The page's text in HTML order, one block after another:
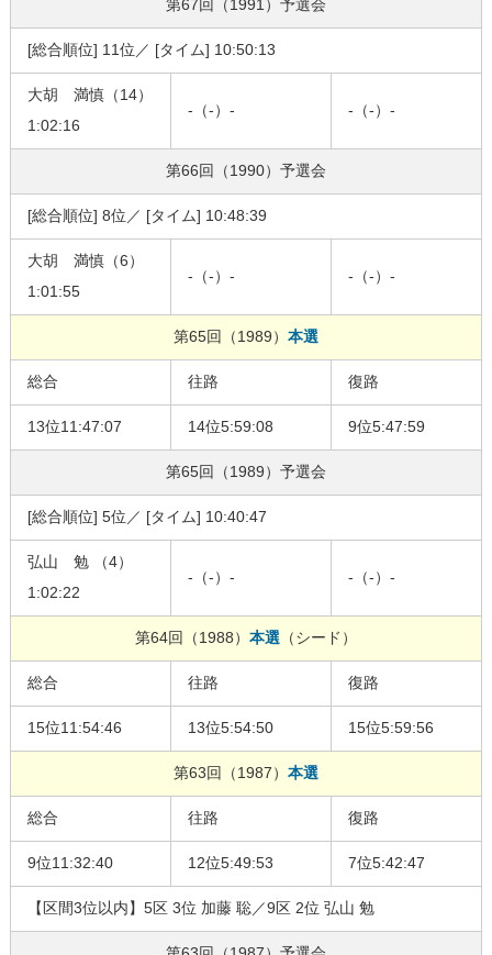
第67回（1991） 予選会
[総合順位] 11位／ [タイム] 10:50:13
大胡 満慎（14）
1:02:16
-（-）- -（-）-
第66回（1990） 予選会
[総合順位] 8位／ [タイム] 10:48:39
大胡 満慎（6）
1:01:55
-（-）- -（-）-
第65回（1989） 本選
総合 往路 復路
13位11:47:07 14位5:59:08 9位5:47:59
第65回（1989） 予選会
[総合順位] 5位／ [タイム] 10:40:47
弘山 勉 （4）
1:02:22
-（-）- -（-）-
第64回（1988） 本選（シード）
総合 往路 復路
15位11:54:46 13位5:54:50 15位5:59:56
第63回（1987） 本選
総合 往路 復路
9位11:32:40 12位5:49:53 7位5:42:47
【区間3位以内】5区 3位 加藤 聡／9区 2位 弘山 勉